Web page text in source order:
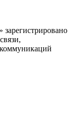
зарегистрировано